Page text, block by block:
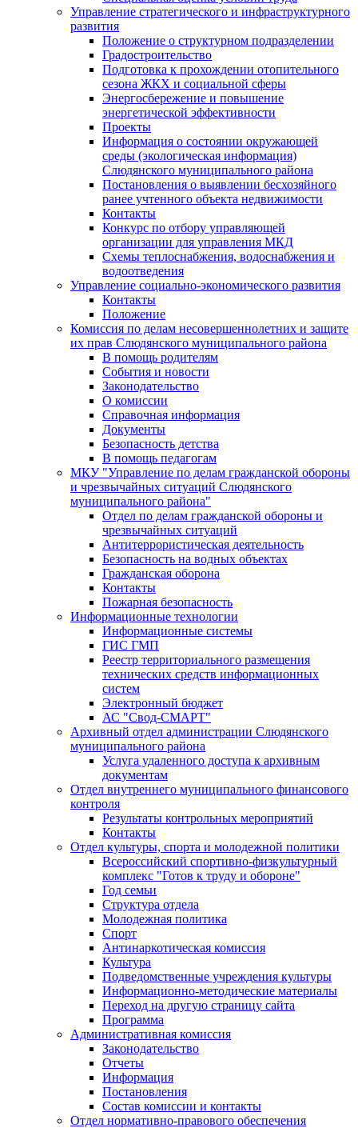
Управление стратегического и инфраструктурного
развития
Положение о структурном подразделении
Градостроительство
Подготовка к прохождении отопительного
сезона ЖКХ и социальной сферы
Энергосбережение и повышение
энергетической эффективности
Проекты
Информация о состоянии окружающей
среды (экологическая информация)
Слюдянского муниципального района
Постановления о выявлении бесхозяйного
ранее учтенного объекта недвижимости
Контакты
Конкурс по отбору управляющей
организации для управления МКД
Схемы теплоснабжения, водоснабжения и
водоотведения
Управление социально-экономического развития
Контакты
Положение
Комиссия по делам несовершеннолетних и защите
их прав Слюдянского муниципального района
В помощь родителям
События и новости
Законодательство
О комиссии
Справочная информация
Документы
Безопасность детства
В помощь педагогам
МКУ "Управление по делам гражданской обороны
и чрезвычайных ситуаций Слюдянского
муниципального района"
Отдел по делам гражданской обороны и
чрезвычайных ситуаций
Антитеррористическая деятельность
Безопасность на водных объектах
Гражданская оборона
Контакты
Пожарная безопасность
Информационные технологии
Информационные системы
ГИС ГМП
Реестр территориального размещения
технических средств информационных
систем
Электронный бюджет
АС "Свод-СМАРТ"
Архивный отдел администрации Слюдянского
муниципального района
Услуга удаленного доступа к архивным
документам
Отдел внутреннего муниципального финансового
контроля
Результаты контрольных мероприятий
Контакты
Отдел культуры, спорта и молодежной политики
Всероссийский спортивно-физкультурный
комплекс "Готов к труду и обороне"
Год семьи
Структура отдела
Молодежная политика
Спорт
Антинаркотическая комиссия
Культура
Подведомственные учреждения культуры
Информационно-методические материалы
Переход на другую страницу сайта
Программа
Административная комиссия
Законодательство
Отчеты
Информация
Постановления
Состав комиссии и контакты
Отдел нормативно-правового обеспечения